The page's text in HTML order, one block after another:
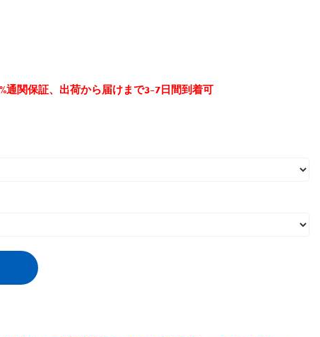
通関保証、出荷から届けまで3-7日間到着可